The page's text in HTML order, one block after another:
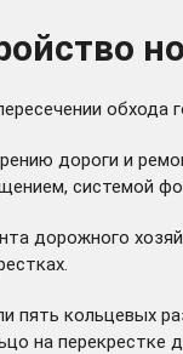
дороги и
системой
дорожного
пять кольцевых
на